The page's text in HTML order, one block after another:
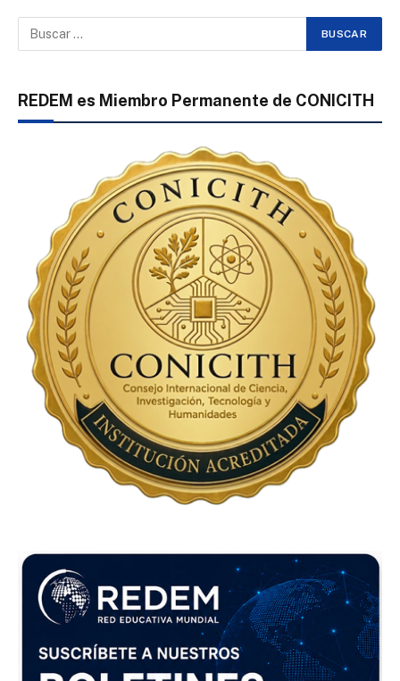
REDEM es Miembro Permanente de CONICITH